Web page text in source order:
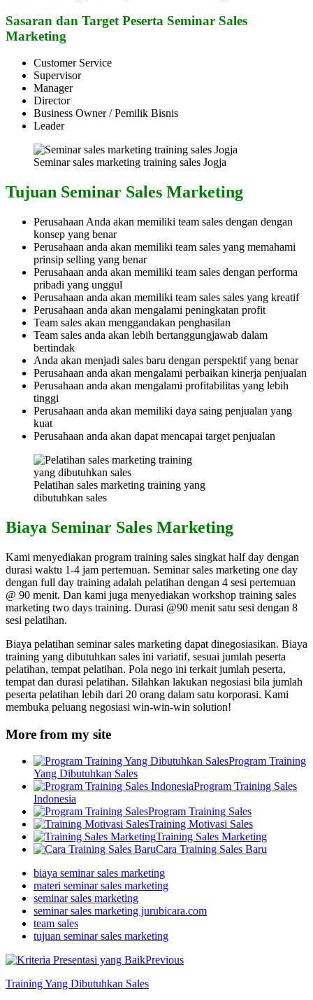
Sasaran dan Target Peserta Seminar Sales
Marketing
Customer Service
Supervisor
Manager
Director
Business Owner / Pemilik Bisnis
Leader
Seminar sales marketing training sales Jogja
Tujuan Seminar Sales Marketing
Perusahaan Anda akan memiliki team sales dengan dengan
konsep yang benar
Perusahaan anda akan memiliki team sales yang memahami
prinsip selling yang benar
Perusahaan anda akan memiliki team sales dengan performa
pribadi yang unggul
Perusahaan anda akan memiliki team sales sales yang kreatif
Perusahaan anda akan mengalami peningkatan profit
Team sales akan menggandakan penghasilan
Team sales anda akan lebih bertanggungjawab dalam
bertindak
Anda akan menjadi sales baru dengan perspektif yang benar
Perusahaan anda akan mengalami perbaikan kinerja penjualan
Perusahaan anda akan mengalami profitabilitas yang lebih
tinggi
Perusahaan anda akan memiliki daya saing penjualan yang
kuat
Perusahaan anda akan dapat mencapai target penjualan
Pelatihan sales marketing training yang
dibutuhkan sales
Biaya Seminar Sales Marketing
Kami menyediakan program training sales singkat half day dengan
durasi waktu 1-4 jam pertemuan. Seminar sales marketing one day
dengan full day training adalah pelatihan dengan 4 sesi pertemuan
@ 90 menit. Dan kami juga menyediakan workshop training sales
marketing two days training. Durasi @90 menit satu sesi dengan 8
sesi pelatihan.
Biaya pelatihan seminar sales marketing dapat dinegosiasikan. Biaya
training yang dibutuhkan sales ini variatif, sesuai jumlah peserta
pelatihan, tempat pelatihan. Pola nego ini terkait jumlah peserta,
tempat dan durasi pelatihan. Silahkan lakukan negosiasi bila jumlah
peserta pelatihan lebih dari 20 orang dalam satu korporasi. Kami
membuka peluang negosiasi win-win-win solution!
More from my site
Program Training
Yang Dibutuhkan Sales
Program Training Sales
Indonesia
Program Training Sales
Training Motivasi Sales
Training Sales Marketing
Cara Training Sales Baru
biaya seminar sales marketing
materi seminar sales marketing
seminar sales marketing
seminar sales marketing jurubicara.com
team sales
tujuan seminar sales marketing
Previous
Training Yang Dibutuhkan Sales